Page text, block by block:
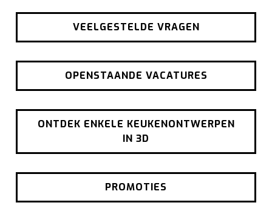
VEELGESTELDE VRAGEN
OPENSTAANDE VACATURES
ONTDEK ENKELE KEUKENONTWERPEN
IN 3D
PROMOTIES